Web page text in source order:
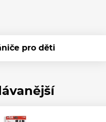
pro děti